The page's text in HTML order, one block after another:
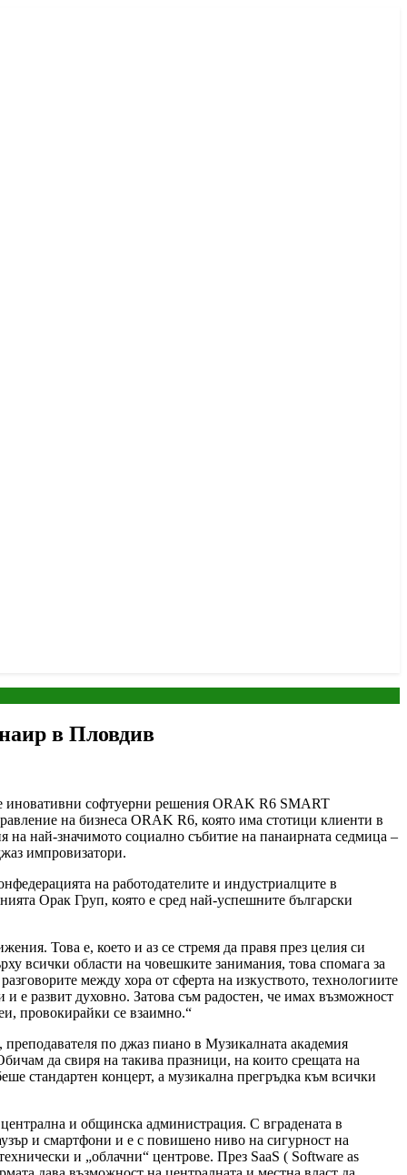
в Пловдив
иновативни софтуерни решения ORAK R6 SMART
на бизнеса ORAK R6, която има стотици клиенти в
най-значимото социално събитие на панаирната седмица –
импровизатори.
на работодателите и индустриалците в
Орак Груп, която е сред най-успешните български
Това е, което и аз се стремя да правя през целия си
всички области на човешките занимания, това спомага за
между хора от сферта на изкуството, технологиите
е развит духовно. Затова съм радостен, че имах възможност
провокирайки се взаимно.“
по джаз пиано в Музикалната академия
да свиря на такива празници, на които срещата на
стандартен концерт, а музикална прегръдка към всички
и общинска администрация. С вградената в
и смартфони и е с повишено ниво на сигурност на
и „облачни“ центрове. През SaaS ( Software as